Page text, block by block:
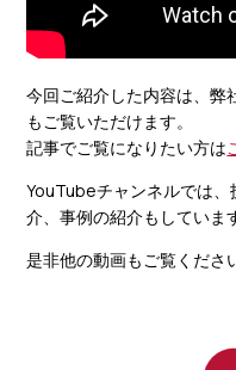
今回ご紹介した内容は、弊
もご覧いただけます。
記事でご覧になりたい方は
YouTubeチャンネルでは
介、事例の紹介もしていま
是非他の動画もご覧くださ